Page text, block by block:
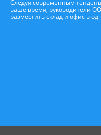
Следуя современным
ваше время, руководители
разместить склад и офис в